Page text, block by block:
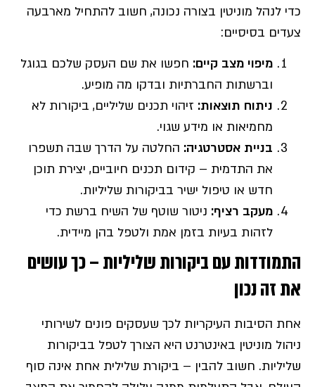
כדי לנהל מוניטין בצורה נכונה, חשוב להתחיל מארבעה
צעדים בסיסיים:
מיפוי מצב קיים: חפשו את שם העסק שלכם בגוגל
וברשתות החברתיות ובדקו מה מופיע.
ניתוח תוצאות: זיהוי תכנים שליליים, ביקורות לא
מחמיאות או מידע שגוי.
בניית אסטרטגיה: החלטה על הדרך שבה תשפרו
את התדמית – קידום תכנים חיוביים, יצירת תוכן
חדש או טיפול ישיר בביקורות שליליות.
מעקב רציף: ניטור שוטף של השיח ברשת כדי
לזהות בעיות בזמן אמת ולטפל בהן מיידית.
התמודדות עם ביקורות שליליות – כך עושים
את זה נכון
אחת הסיבות העיקריות לכך שעסקים פונים לשירותי
ניהול מוניטין באינטרנט היא הצורך לטפל בביקורות
שליליות. חשוב להבין – ביקורת שלילית אחת אינה סוף